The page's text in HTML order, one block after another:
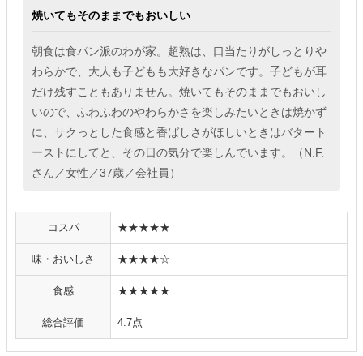
焼いてもそのままでもおいしい
朝食は食パン派のわが家。超熟は、口当たりがしっとりや
わらかで、大人も子どもも大好きなパンです。子どもが耳
だけ残すこともありません。焼いてもそのままでもおいし
いので、ふわふわのやわらかさを楽しみたいときは焼かず
に、サクっとした食感と香ばしさがほしいときはバタート
ーストにしてと、その日の気分で楽しんでいます。（N.F.
さん／女性／37歳／会社員）
コスパ ★★★★★
味・おいしさ ★★★★☆
食感 ★★★★★
総合評価 4.7点